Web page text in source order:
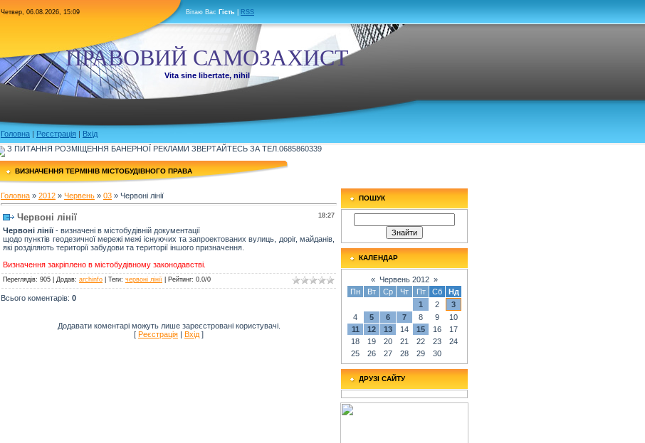
Четвер, 06.08.2026, 15:09 Вітаю Вас Гість RSS
ПРАВОВИЙ САМОЗАХИСТ
Vita sine libertate, nihil
Головна | Реєстрація | Вхід
З ПИТАННЯ РОЗМІЩЕННЯ БАНЕРНОЇ РЕКЛАМИ ЗВЕРТАЙТЕСЬ ЗА ТЕЛ.0685860339
ВИЗНАЧЕННЯ ТЕРМІНІВ МІСТОБУДІВНОГО ПРАВА
Головна » 2012 » Червень » 03 » Червоні лінії
18:27
Червоні лінії
Червоні лінії- визначені в містобудівній документації
щодо пунктів геодезичної мережі межі існуючих та запроектованих вулиць, доріг, майданів,
які розділяють території забудови та території іншого призначення.
Визначення закріплено в містобудівному законодавстві.
Переглядів: 905 | Додав: archinfo Теги: червоні лінії Рейтинг: 0.0/0
Всього коментарів: 0
Додавати коментарі можуть лише зареєстровані користувачі.
[ Реєстрація | Вхід ]
ПОШУК
КАЛЕНДАР
« Червень 2012 »
Пн
Вт Ср Чт Пт Сб
Нд
1
2
3
4
5 6 7 8 9
10
11
12 13 14 15 16
17
18
19 20 21 22 23
24
25
26 27 28 29 30
ДРУЗІ САЙТУ